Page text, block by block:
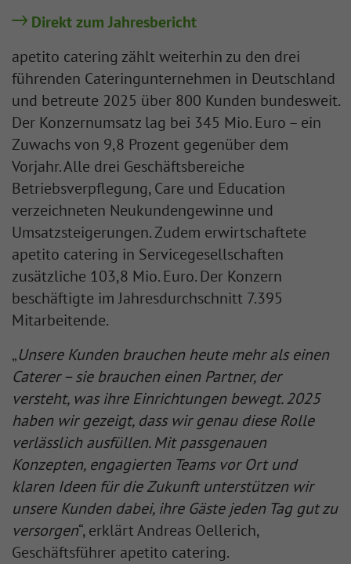
Direkt zum Jahresbericht
apetito catering zählt weiterhin zu den drei
führenden Cateringunternehmen in Deutschland
und betreute 2025 über 800 Kunden bundesweit.
Der Konzernumsatz lag bei 345 Mio. Euro – ein
Zuwachs von 9,8 Prozent gegenüber dem
Vorjahr. Alle drei Geschäftsbereiche
Betriebsverpflegung, Care und Education
verzeichneten Neukundengewinne und
Umsatzsteigerungen. Zudem erwirtschaftete
apetito catering in Servicegesellschaften
zusätzliche 103,8 Mio. Euro. Der Konzern
beschäftigte im Jahresdurchschnitt 7.395
Mitarbeitende.
„Unsere Kunden brauchen heute mehr als einen
Caterer – sie brauchen einen Partner, der
versteht, was ihre Einrichtungen bewegt. 2025
haben wir gezeigt, dass wir genau diese Rolle
verlässlich ausfüllen. Mit passgenauen
Konzepten, engagierten Teams vor Ort und
klaren Ideen für die Zukunft unterstützen wir
unsere Kunden dabei, ihre Gäste jeden Tag gut zu
versorgen“, erklärt Andreas Oellerich,
Geschäftsführer apetito catering.